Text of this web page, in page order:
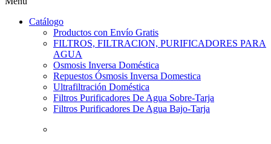
Catálogo
Productos con Envío Gratis
FILTROS, FILTRACION, PURIFICADORES PARA
AGUA
Osmosis Inversa Doméstica
Repuestos Ósmosis Inversa Domestica
Ultrafiltración Doméstica
Filtros Purificadores De Agua Sobre-Tarja
Filtros Purificadores De Agua Bajo-Tarja